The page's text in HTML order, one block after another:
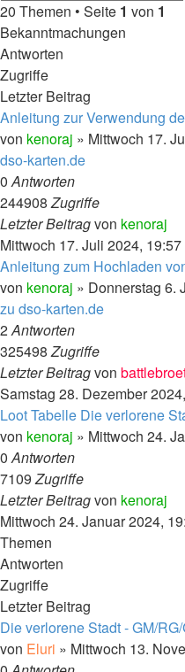
20 Themen • Seite 1 von 1
Bekanntmachungen
Antworten
Zugriffe
Letzter Beitrag
Anleitung zur Verwendung
von kenoraj » Mittwoch 17.
dso-karten.de
0Antworten
244908Zugriffe
Letzter Beitragvon kenoraj
Mittwoch 17. Juli 2024, 19:57
Anleitung zum Hochladen
von kenoraj » Donnerstag 6.
zu dso-karten.de
2Antworten
325498Zugriffe
Letzter Beitragvon
Samstag 28. Dezember
Loot Tabelle Die verlorene
von kenoraj » Mittwoch 24.
0Antworten
7109Zugriffe
Letzter Beitragvon kenoraj
Mittwoch 24. Januar 2024,
Themen
Antworten
Zugriffe
Letzter Beitrag
Die verlorene Stadt - GM/
von Eluri » Mittwoch 13.